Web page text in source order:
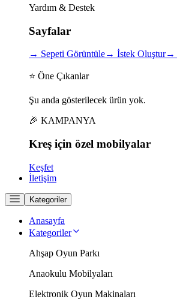
Yardım & Destek
Sayfalar
→ Sepeti Görüntüle→ İstek Oluştur→
⭐ Öne Çıkanlar
Şu anda gösterilecek ürün yok.
🎉 KAMPANYA
Kreş için özel mobilyalar
Keşfet
İletişim
Kategoriler
Anasayfa
Kategoriler
Ahşap Oyun Parkı
Anaokulu Mobilyaları
Elektronik Oyun Makinaları